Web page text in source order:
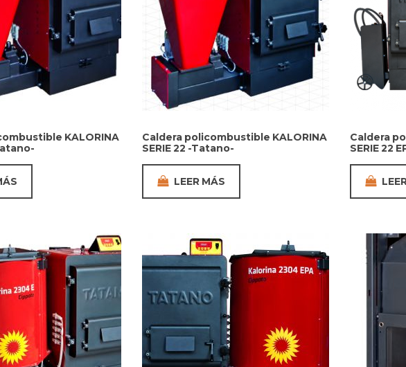
KALORINA
Caldera policombustible KALORINA
SERIE 22 -Tatano-
LEER MÁS
Caldera
SERIE 22